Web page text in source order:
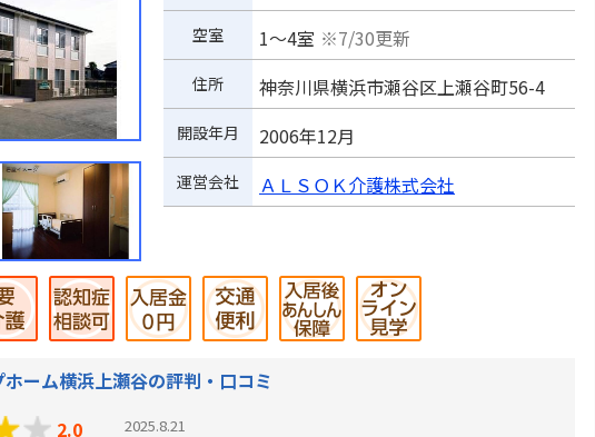
空室 1～4室 ※7/30更新
住所 神奈川県横浜市瀬谷区上瀬谷町56-4
開設年月 2006年12月
運営会社 ＡＬＳＯＫ介護株式会社
ーム横浜上瀬谷の評判・口コミ
2.0 2025.8.21